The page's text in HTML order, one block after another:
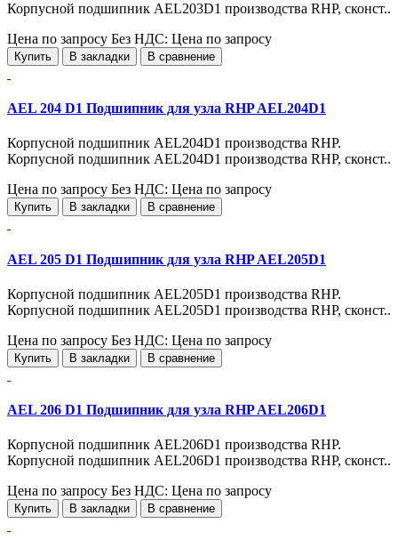
Корпусной подшипник AEL203D1 производства RHP, сконст..
Цена по запросу Без НДС: Цена по запросу
Купить В закладки В сравнение
AEL 204 D1 Подшипник для узла RHP AEL204D1
Корпусной подшипник AEL204D1 производства RHP.
Корпусной подшипник AEL204D1 производства RHP, сконст..
Цена по запросу Без НДС: Цена по запросу
Купить В закладки В сравнение
AEL 205 D1 Подшипник для узла RHP AEL205D1
Корпусной подшипник AEL205D1 производства RHP.
Корпусной подшипник AEL205D1 производства RHP, сконст..
Цена по запросу Без НДС: Цена по запросу
Купить В закладки В сравнение
AEL 206 D1 Подшипник для узла RHP AEL206D1
Корпусной подшипник AEL206D1 производства RHP.
Корпусной подшипник AEL206D1 производства RHP, сконст..
Цена по запросу Без НДС: Цена по запросу
Купить В закладки В сравнение